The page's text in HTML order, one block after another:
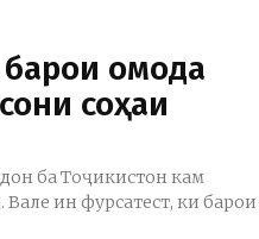
омода
соҳаи
ба Тоҷикистон кам
Вале ин фурсатест, ки барои